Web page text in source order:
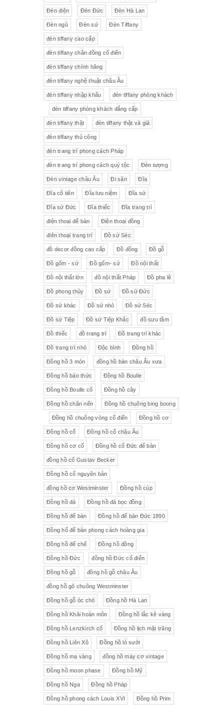
Thực phẩm chức năng
Rượu Whisky Rượu vang
Tượng gốm Đèn bàn
Tượng Bộ trà sứ Tiệp
Đèn điện Đèn Đức Đèn Hà Lan
Đèn ngủ Đèn sứ Đèn Tiffany
đèn tiffany cao cấp
đèn tiffany chân đồng cổ điển
đèn tiffany chính hãng
đèn tiffany nghệ thuật châu Âu
đèn tiffany nhập khẩu đèn tiffany phòng khách
đèn tiffany phòng khách đẳng cấp
đèn tiffany thật đèn tiffany thật và giả
đèn tiffany thủ công
đèn trang trí phong cách Pháp
đèn trang trí phong cách quý tộc Đèn tượng
Đèn vintage châu Âu Đi săn Đĩa
Đĩa cô tiên Đĩa lưu niệm Đĩa sứ
Đĩa sứ Đức Đĩa thiếc Đĩa trang trí
điện thoại để bàn Điện thoại đồng
điên thoại trang trí Đồ sứ Séc
đồ decor đồng cao cấp Đồ đồng Đồ gỗ
Đồ gốm - sứ Đồ gốm- sứ Đồ nội thất
Đồ nội thất lớn đồ nội thất Pháp Đồ pha lê
Đồ phong thủy Đồ sứ Đồ sứ Đức
Đồ sứ khác Đồ sứ nhỏ Đồ sứ Séc
Đồ sứ Tiệp Đồ sứ Tiệp Khắc đồ sưu tầm
Đồ thiếc đồ trang trí Đồ trang trí khác
Đồ trang trí nhỏ Độc bình Đồng hồ
Đồng hồ 3 món đồng hồ bàn châu Âu xưa
Đồng hồ báo thức Đồng hồ Boulle
Đồng hồ Boulle cổ Đồng hồ cây
Đồng hồ chân nến Đồng hồ chuông bing boong
Đồng hồ chuông vòng cổ điển Đồng hồ cơ
Đồng hồ cổ Đồng hồ cổ châu Âu
Đồng hồ cơ cổ Đồng hồ cổ Đức để bàn
đồng hồ cổ Gustav Becker
Đồng hồ cổ nguyên bản
đồng hồ cơ Westminster Đồng hồ cúp
Đồng hồ đá Đồng hồ đá bọc đồng
Đồng hồ để bàn Đồng hồ để bàn Đức 1890
Đồng hổ để bàn phong cách hoàng gia
Đồng hồ đế chế Đồng hồ đồng
Đồng hồ Đức đồng hồ Đức cổ điển
Đồng hồ gỗ đồng hồ gỗ châu Âu
đồng hồ gõ chuông Westminster
Đồng hồ gỗ óc chó Đồng hồ Hà Lan
Đồng hồ Khải hoàn môn Đồng hồ lắc kê vàng
Đồng hồ Lenzkirch cổ Đồng hồ lịch mặt trăng
Đồng hồ Liên Xô Đồng hồ lò sưởi
Đồng hồ mạ vàng đồng hồ máy cơ vintage
Đồng hồ moon phase Đồng hồ Mỹ
Đồng hồ Nga Đồng hồ Pháp
Đồng hồ phong cách Louis XVI Đồng hồ Prim